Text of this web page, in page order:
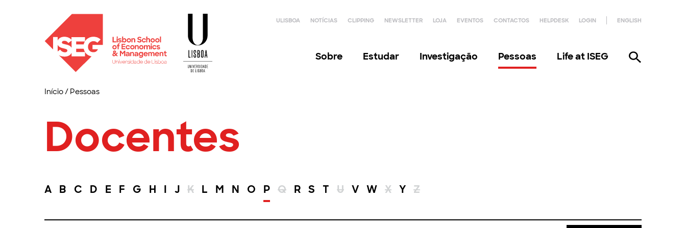
ULISBOA NOTÍCIAS CLIPPING NEWSLETTER LOJA EVENTOS CONTACTOS HELPDESK LOGIN ENGLISH
Sobre Estudar Investigação Pessoas Life at ISEG
Início/ Pessoas
Docentes
A B C D E F G H I J K L M N O P Q R S T U V W X Y Z